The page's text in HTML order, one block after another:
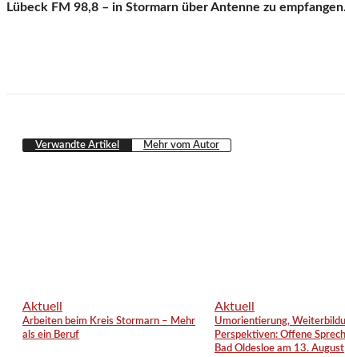
Lübeck FM 98,8 – in Stormarn über Antenne zu empfangen.
Verwandte Artikel Mehr vom Autor
Aktuell
Arbeiten beim Kreis Stormarn – Mehr
als ein Beruf
Aktuell
Umorientierung,
Perspektiven: Offene
Bad Oldesloe am 13. August